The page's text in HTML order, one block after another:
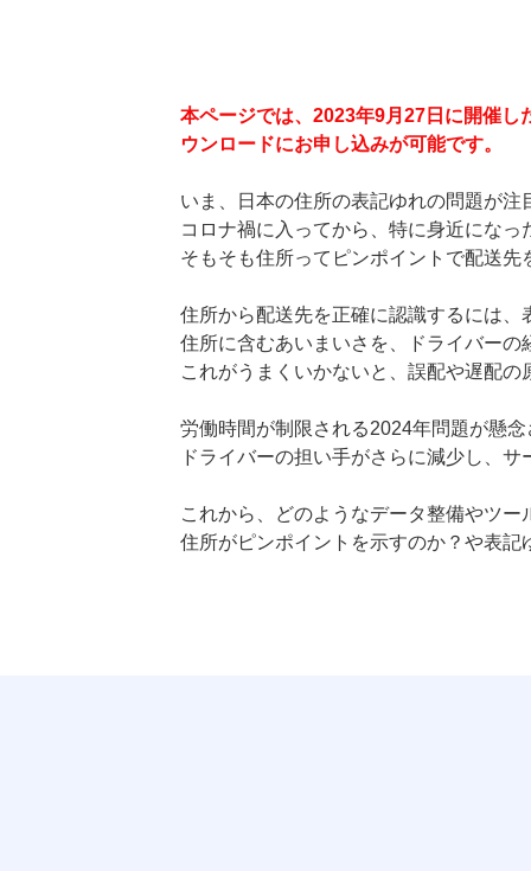
本ページでは、2023年9月27日に開催
ウンロードにお申し込みが可能です。
いま、日本の住所の表記ゆれの問題が注
コロナ禍に入ってから、特に身近にな
そもそも住所ってピンポイントで配送
住所から配送先を正確に認識するには
住所に含むあいまいさを、ドライバー
これがうまくいかないと、誤配や遅配の
労働時間が制限される2024年問題が懸
ドライバーの担い手がさらに減少し、
これから、どのようなデータ整備やツ
住所がピンポイントを示すのか？や表